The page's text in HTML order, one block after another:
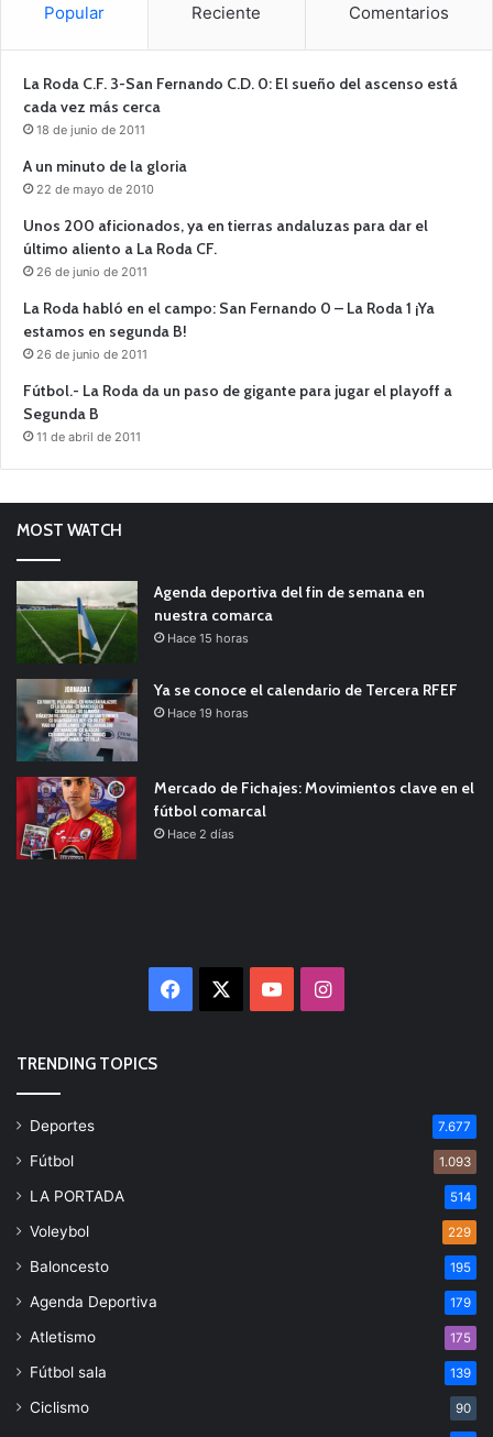
Popular Reciente Comentarios
La Roda C.F. 3-San Fernando C.D. 0: El sueño del ascenso está
cada vez más cerca
18 de junio de 2011
A un minuto de la gloria
22 de mayo de 2010
Unos 200 aficionados, ya en tierras andaluzas para dar el
último aliento a La Roda CF.
26 de junio de 2011
La Roda habló en el campo: San Fernando 0 – La Roda 1 ¡Ya
estamos en segunda B!
26 de junio de 2011
Fútbol.- La Roda da un paso de gigante para jugar el playoff a
Segunda B
11 de abril de 2011
MOST WATCH
Agenda deportiva del fin de semana en
nuestra comarca
Hace 15 horas
Ya se conoce el calendario de Tercera RFEF
Hace 19 horas
Mercado de Fichajes: Movimientos clave en el
fútbol comarcal
Hace 2 días
Facebook YouTubeInstagram
TRENDING TOPICS
Deportes 7.677
Fútbol 1.093
LA PORTADA 514
Voleybol 229
Baloncesto 195
Agenda Deportiva 179
Atletismo 175
Fútbol sala 139
Ciclismo 90